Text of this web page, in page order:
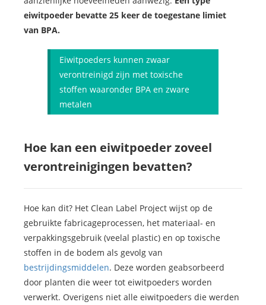
eiwitpoeder bevatte 25 keer de toegestane limiet
van BPA.
Eiwitpoeders kunnen zwaar
verontreinigd zijn met toxische
stoffen waaronder BPA en zware
metalen
Hoe kan een eiwitpoeder zoveel
verontreinigingen bevatten?
Hoe kan dit? Het Clean Label Project wijst op de
gebruikte fabricageprocessen, het materiaal- en
verpakkingsgebruik (veelal plastic) en op toxische
stoffen in de bodem als gevolg van
bestrijdingsmiddelen. Deze worden geabsorbeerd
door planten die weer tot eiwitpoeders worden
verwerkt. Overigens niet alle eiwitpoeders die werden